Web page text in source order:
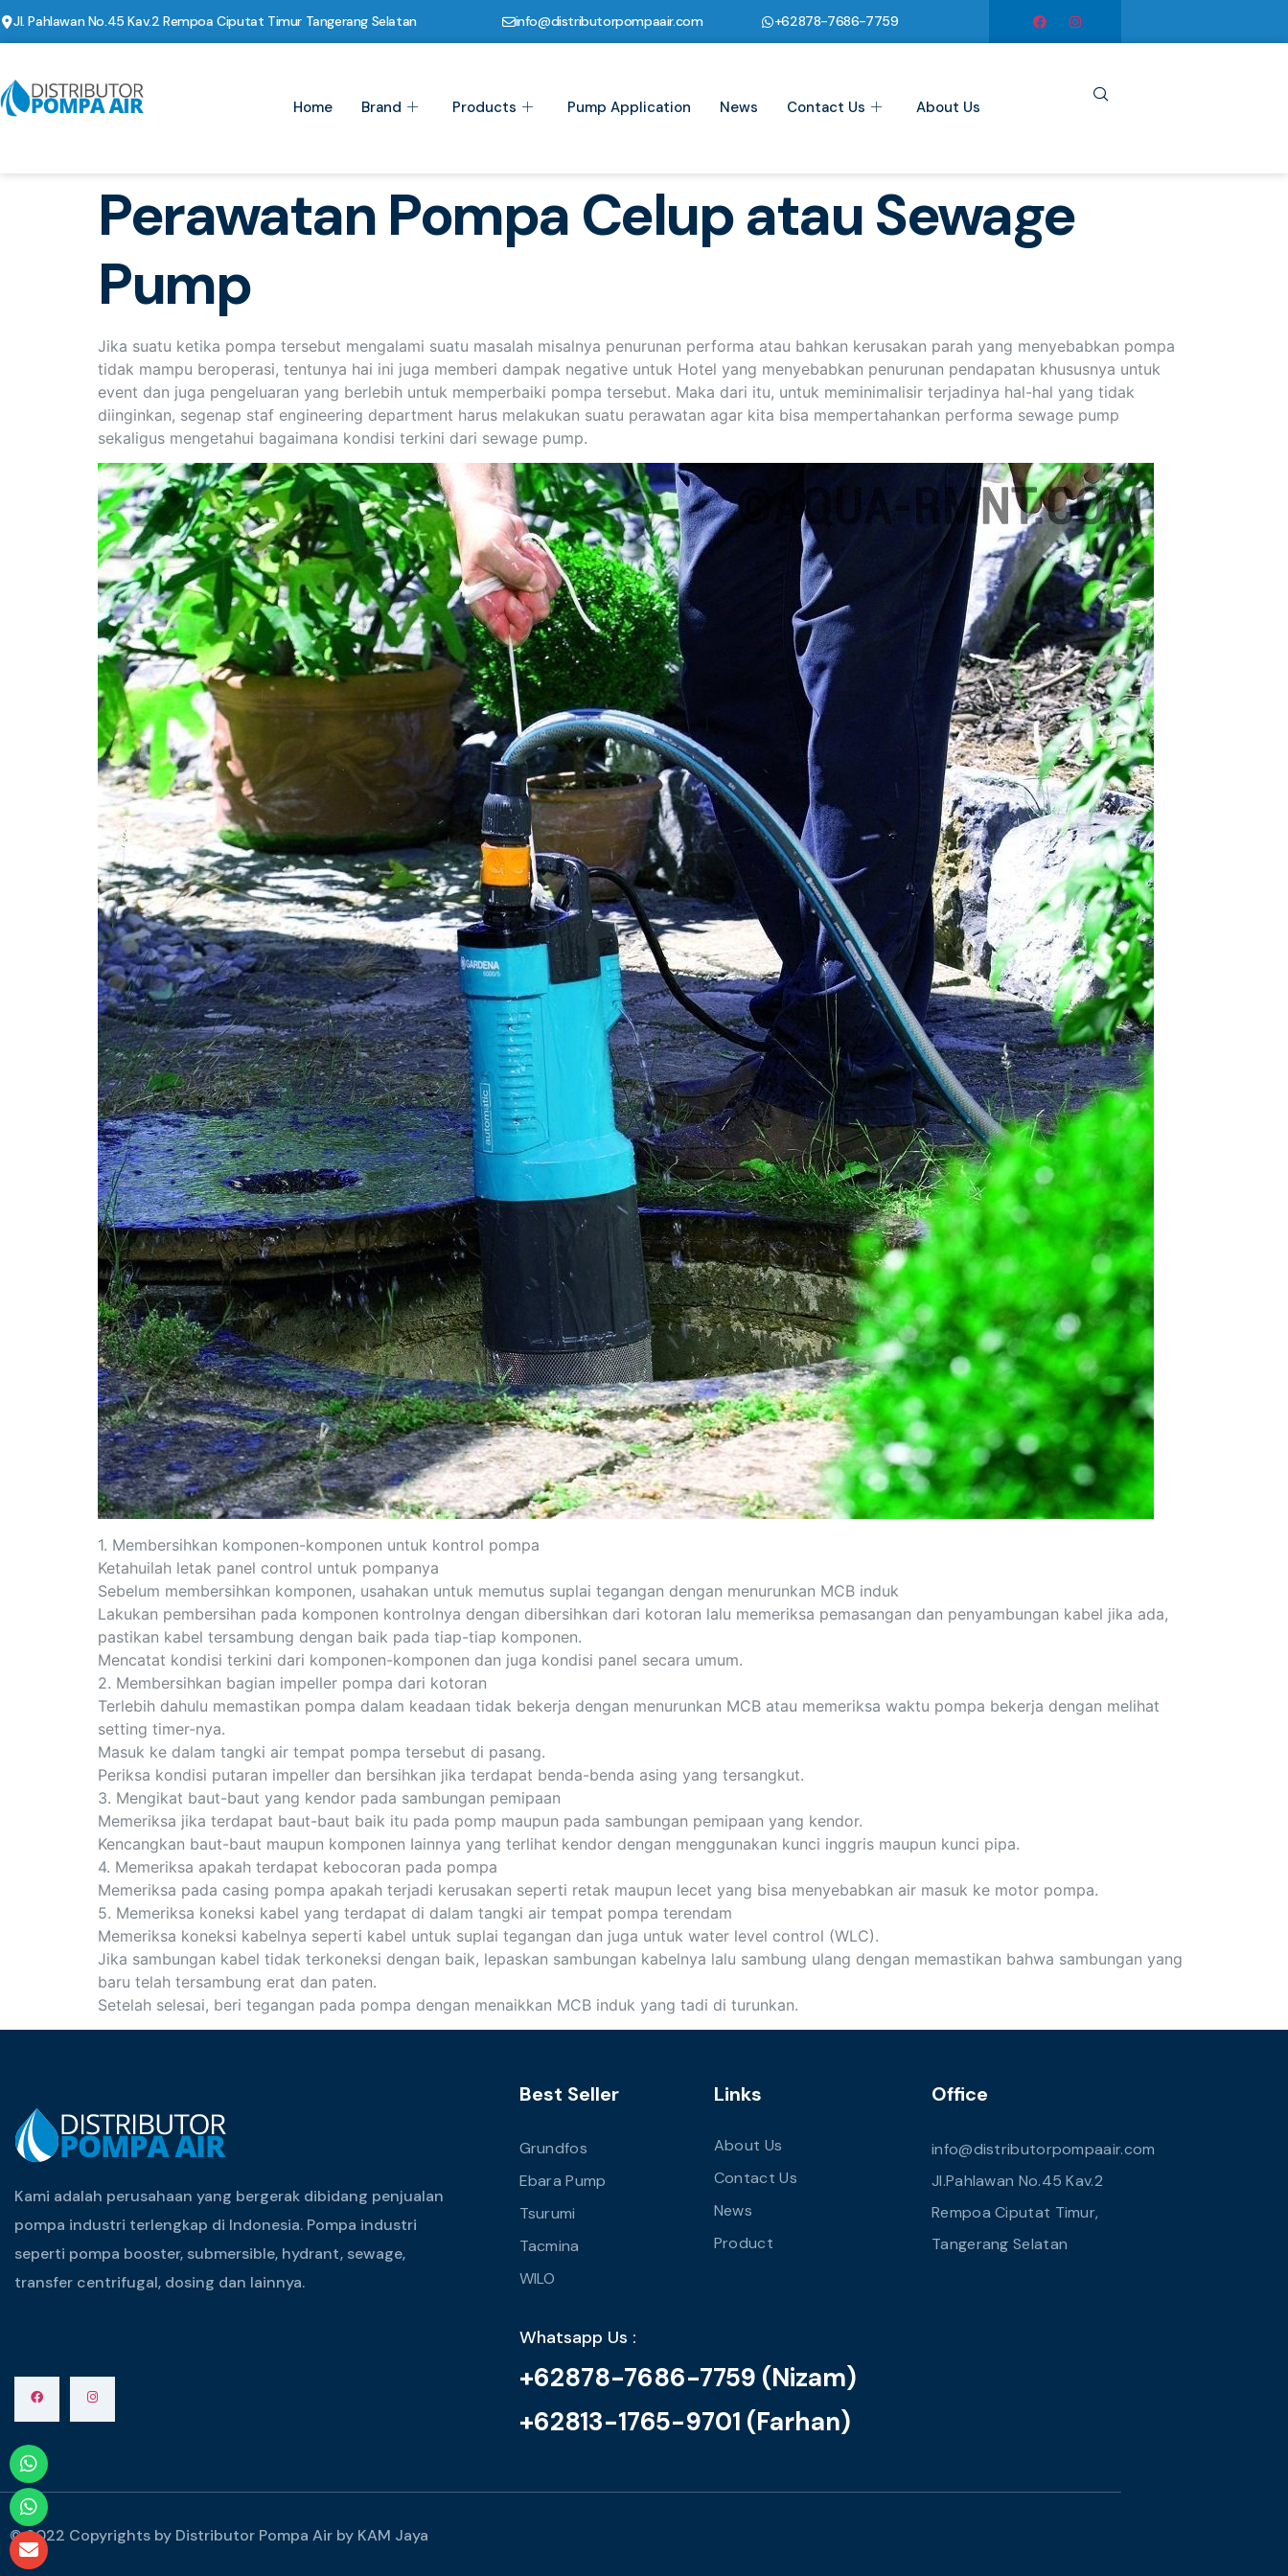
Jl. Pahlawan No.45 Kav.2 Rempoa Ciputat Timur Tangerang Selatan info@distributorpompaair.com +62878-7686-7759
Home Brand Products Pump Application News Contact Us About Us
Perawatan Pompa Celup atau Sewage
Pump
Jika suatu ketika pompa tersebut mengalami suatu masalah misalnya penurunan performa atau bahkan kerusakan parah yang menyebabkan pompa
tidak mampu beroperasi, tentunya hai ini juga memberi dampak negative untuk Hotel yang menyebabkan penurunan pendapatan khususnya untuk
event dan juga pengeluaran yang berlebih untuk memperbaiki pompa tersebut. Maka dari itu, untuk meminimalisir terjadinya hal-hal yang tidak
diinginkan, segenap staf engineering department harus melakukan suatu perawatan agar kita bisa mempertahankan performa sewage pump
sekaligus mengetahui bagaimana kondisi terkini dari sewage pump.
1. Membersihkan komponen-komponen untuk kontrol pompa
Ketahuilah letak panel control untuk pompanya
Sebelum membersihkan komponen, usahakan untuk memutus suplai tegangan dengan menurunkan MCB induk
Lakukan pembersihan pada komponen kontrolnya dengan dibersihkan dari kotoran lalu memeriksa pemasangan dan penyambungan kabel jika ada,
pastikan kabel tersambung dengan baik pada tiap-tiap komponen.
Mencatat kondisi terkini dari komponen-komponen dan juga kondisi panel secara umum.
2. Membersihkan bagian impeller pompa dari kotoran
Terlebih dahulu memastikan pompa dalam keadaan tidak bekerja dengan menurunkan MCB atau memeriksa waktu pompa bekerja dengan melihat
setting timer-nya.
Masuk ke dalam tangki air tempat pompa tersebut di pasang.
Periksa kondisi putaran impeller dan bersihkan jika terdapat benda-benda asing yang tersangkut.
3. Mengikat baut-baut yang kendor pada sambungan pemipaan
Memeriksa jika terdapat baut-baut baik itu pada pomp maupun pada sambungan pemipaan yang kendor.
Kencangkan baut-baut maupun komponen Iainnya yang terlihat kendor dengan menggunakan kunci inggris maupun kunci pipa.
4. Memeriksa apakah terdapat kebocoran pada pompa
Memeriksa pada casing pompa apakah terjadi kerusakan seperti retak maupun lecet yang bisa menyebabkan air masuk ke motor pompa.
5. Memeriksa koneksi kabel yang terdapat di dalam tangki air tempat pompa terendam
Memeriksa koneksi kabelnya seperti kabel untuk suplai tegangan dan juga untuk water level control (WLC).
Jika sambungan kabel tidak terkoneksi dengan baik, lepaskan sambungan kabelnya lalu sambung ulang dengan memastikan bahwa sambungan yang
baru telah tersambung erat dan paten.
Setelah selesai, beri tegangan pada pompa dengan menaikkan MCB induk yang tadi di turunkan.
Kami adalah perusahaan yang bergerak dibidang penjualan
pompa industri terlengkap di Indonesia. Pompa industri
seperti pompa booster, submersible, hydrant, sewage,
transfer centrifugal, dosing dan lainnya.
Best Seller
Grundfos
Ebara Pump
Tsurumi
Tacmina
WILO
Links
About Us
Contact Us
News
Product
Office
info@distributorpompaair.com
Jl.Pahlawan No.45 Kav.2
Rempoa Ciputat Timur,
Tangerang Selatan
Whatsapp Us :
+62878-7686-7759 (Nizam)
+62813-1765-9701 (Farhan)
© 2022 Copyrights by Distributor Pompa Air by KAM Jaya